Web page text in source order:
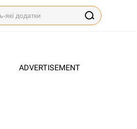
ADVERTISEMENT